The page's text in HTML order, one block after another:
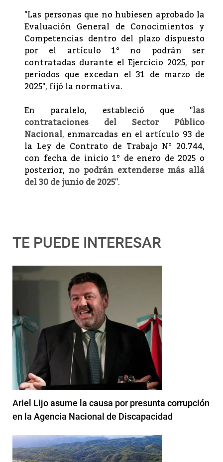
"Las personas que no hubiesen aprobado la
Evaluación General de Conocimientos y
Competencias dentro del plazo dispuesto
por el artículo 1° no podrán ser
contratadas durante el Ejercicio 2025, por
períodos que excedan el 31 de marzo de
2025", fijó la normativa.
En paralelo, estableció que "las
contrataciones del Sector Público
Nacional, enmarcadas en el artículo 93 de
la Ley de Contrato de Trabajo N° 20.744,
con fecha de inicio 1° de enero de 2025 o
posterior, no podrán extenderse más allá
del 30 de junio de 2025".
TE PUEDE INTERESAR
Ariel Lijo asume la causa por presunta corrupción
en la Agencia Nacional de Discapacidad